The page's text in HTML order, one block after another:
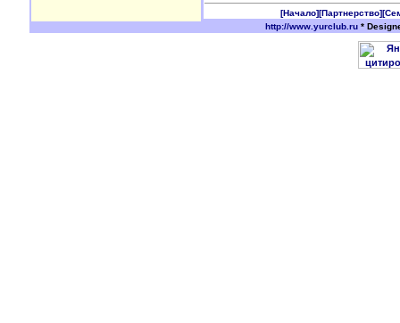
[Начало][Партнерство]
http://www.yurclub.ru*